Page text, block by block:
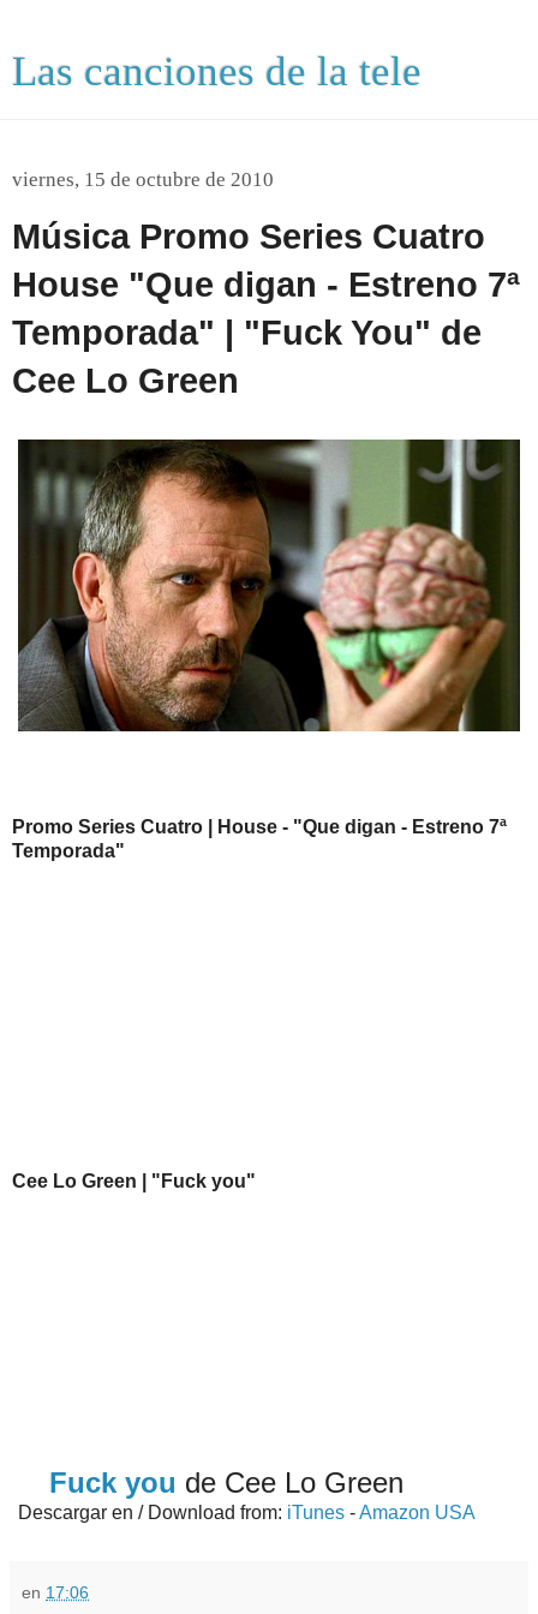
Las canciones de la tele
viernes, 15 de octubre de 2010
Música Promo Series Cuatro
House "Que digan - Estreno 7ª
Temporada" | "Fuck You" de
Cee Lo Green
Promo Series Cuatro | House - "Que digan - Estreno 7ª
Temporada"
Cee Lo Green | "Fuck you"
Fuck you de Cee Lo Green
Descargar en / Download from: iTunes -Amazon USA
en 17:06